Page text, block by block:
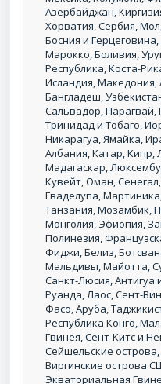
Азербайджан,
Хорватия, Сербия,
Босния и
Марокко, Боливия,
Республика, Коста-
Исландия, Македония,
Бангладеш,
Сальвадор, Парагвай,
Тринидад и Тобаго,
Никарагуа, Ямайка,
Албания, Катар,
Мадагаскар,
Кувейт, Оман,
Гваделупа,
Танзания, Мозамбик,
Монголия, Эфиопия,
Полинезия,
Фиджи, Белиз,
Мальдивы, Майотта,
Санкт-Люсия, Антигуа
Руанда, Лаос, Сент-
Фасо, Аруба,
Республика Конго,
Гвинея, Сент-Китс и
Сейшельские
Виргинские острова
Экваториальная